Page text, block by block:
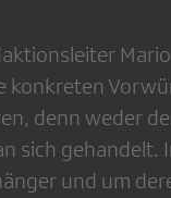
konkreten
denn weder
sich gehandelt.
und um